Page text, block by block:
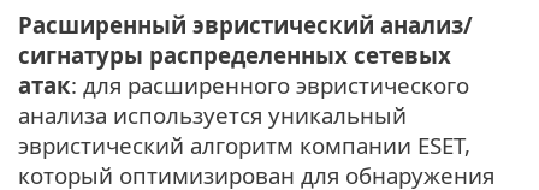
Расширенный эвристический анализ/
сигнатуры распределенных сетевых
атак: для расширенного эвристического
анализа используется уникальный
эвристический алгоритм компании ESET,
который оптимизирован для обнаружения